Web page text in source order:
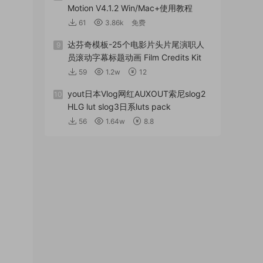
Motion V4.1.2 Win/Mac+使用教程
61 3.86k 免费
9
达芬奇模板-25个电影片头片尾演职人
员滚动字幕标题动画 Film Credits Kit
59 1.2w 12
10
yout日本Vlog网红AUXOUT索尼slog2
HLG lut slog3日系luts pack
56 1.64w 8.8